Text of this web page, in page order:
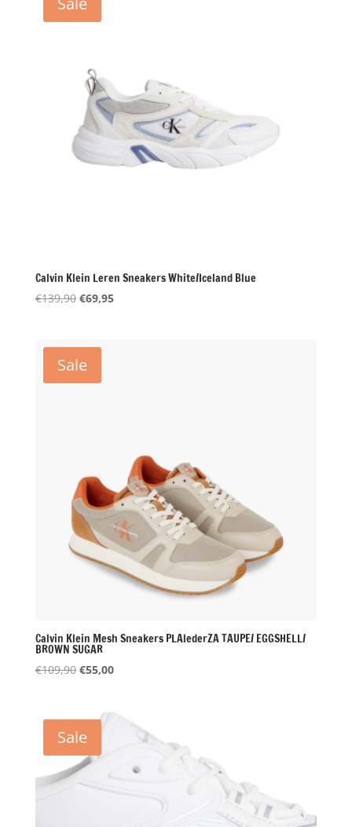
Calvin Klein Leren Sneakers White/Iceland Blue
€139,90 Oorspronkelijke
€139,90.
€69,95Huidige
Sale
Calvin Klein Mesh Sneakers PLAlederZA TAUPE/ EGGSHELL/
BROWN SUGAR
€109,90 Oorspronkelijke
€109,90.
€55,00Huidige
€55,00.
Sale